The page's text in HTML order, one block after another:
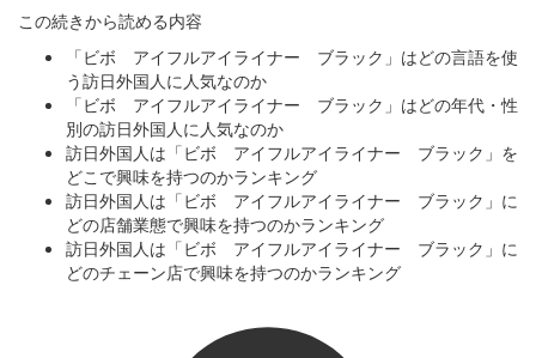
この続きから読める内容
「ビボ アイフルアイライナー ブラック」はどの言語を使
う訪日外国人に人気なのか
「ビボ アイフルアイライナー ブラック」はどの年代・性
別の訪日外国人に人気なのか
訪日外国人は「ビボ アイフルアイライナー ブラック」を
どこで興味を持つのかランキング
訪日外国人は「ビボ アイフルアイライナー ブラック」に
どの店舗業態で興味を持つのかランキング
訪日外国人は「ビボ アイフルアイライナー ブラック」に
どのチェーン店で興味を持つのかランキング